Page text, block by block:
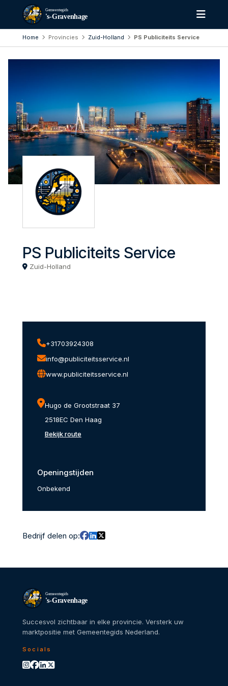
Gemeentegids
's-Gravenhage
Home Provincies Zuid-Holland PS Publiciteits Service
PS Publiciteits Service
Zuid-Holland
+31703924308
info@publiciteitsservice.nl
www.publiciteitsservice.nl
Hugo de Grootstraat 37
2518EC Den Haag
Bekijk route
Openingstijden
Onbekend
Bedrijf delen op:
Gemeentegids
's-Gravenhage
Succesvol zichtbaar in elke provincie. Versterk uw
marktpositie met Gemeentegids Nederland.
Socials